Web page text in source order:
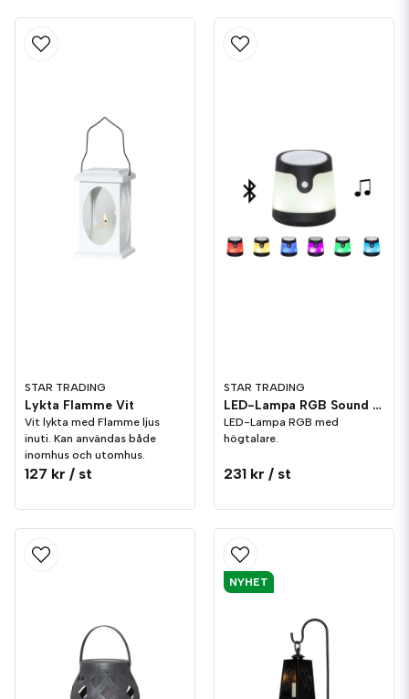
STAR TRADING
Lykta Flamme Vit
Vit lykta med Flamme ljus
inuti. Kan användas både
inomhus och utomhus.
127 kr / st
STAR TRADING
LED-Lampa RGB Sound & Light Voice
LED-Lampa RGB med
högtalare.
231 kr / st
NYHET